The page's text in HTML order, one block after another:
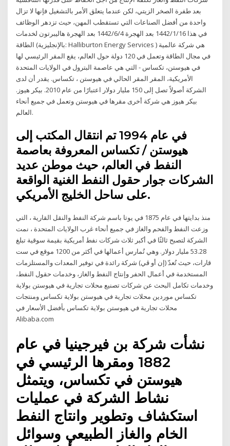
بعد طفرة الصخر الزيتي، لكن عندما يتعلق الأمر بالتشغيل فإنها لا تزال
واحدة من أفضل الصناعات التي تستقطب المهن، حيث تزدهر الوظائف
في هذا 16‏‏/1‏‏/1442 بعد الهجرة 4‏‏/6‏‏/1442 بعد الهجرة هاليبرتون لخدمات
الطاقة (بالإنجليزية: Halliburton Energy Services ) هي شركة عالمية
في مجال الطاقة وتعمل في 120 دولة حول العالم، يقع المقر الرئيسي لها
في هيوستن، تكساس - التي هي عاصمة البترول في الولايات المتحدة
الأمريكية، المقر المقر الحالي في هيوستن ، تكساس. يقدر أن لدى
الشركة أصولاً تصل إلى 150 مليار دولار اعتبارًا من عام 2010. بيكر هيوز.
بيكر هيوز هي شركة أخرى مقرها في هيوستن وتعمل في جميع أنحاء
العالم.
في عام 1994 تم انتقال المكتب إلى
هيوستن / تكساس المعروفة بعاصمة
النفط في العالم، حيث موطن عديد
الشركات جوار حقول النفط الغنية الواقعة
على ساحل الخليج الأمريكي.
منذ بدايتها في عام 1875 في يوتا باسم شركة النفط والنقل القارية ، التي
وزعت النفط والفحم والغاز في جميع أنحاء غرب الولايات المتحدة ، نمت
الشركة لتصبح ثالثًا في أكبر ثلاث شركات نفط أمريكية بقيمة سوقية تبلغ
53.28 مليار دولار. وهي تُمارس أعمالها في أكثر من 1200 موقع في ست
قارات، حيث تُعدّ (إن أو ڤي) شركة رائدة في توفير المعدات والمستلزمات
المستخدمة في أعمال الحفر وإنتاج النفط والغاز، وخدمات حقول النفط،
وخدمات تكامل البحث عن شركات تصنيع محلات تجارية في هيوستن بولاية
تكساس موردين محلات تجارية في هيوستن بولاية تكساس ومنتجات
محلات تجارية في هيوستن بولاية تكساس بأفضل الأسعار في
Alibaba.com
نشأت شركة بن فيرجينيا في عام
1882 ومقرها الرئيسي في
هيوستن في تكساس، ويتمثل
نشاط الشركة في عمليات
استكشاف وتطوير وانتاج النفط
الخام والغاز الطبيعي وسوائل